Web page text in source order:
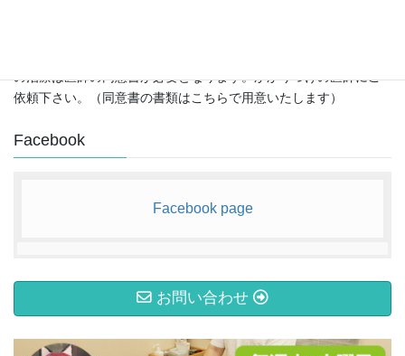
の治療は医師の同意書が必要となります。かかりつけの医師にご
依頼下さい。（同意書の書類はこちらで用意いたします）
Facebook
Facebook page
お問い合わせ